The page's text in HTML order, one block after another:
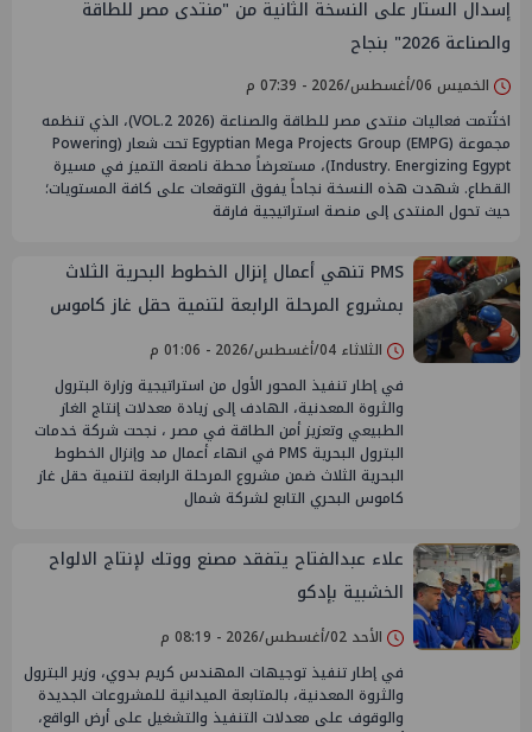
إسدال الستار على النسخة الثانية من "منتدى مصر للطاقة
والصناعة 2026" بنجاح
الخميس 06/أغسطس/2026 - 07:39 م
اختُتمت فعاليات منتدى مصر للطاقة والصناعة (VOL.2 2026)، الذي تنظمه
مجموعة Egyptian Mega Projects Group (EMPG) تحت شعار (Powering
Industry. Energizing Egypt)، مستعرضاً محطة ناصعة التميز في مسيرة
القطاع. شهدت هذه النسخة نجاحاً يفوق التوقعات على كافة المستويات؛
حيث تحول المنتدى إلى منصة استراتيجية فارقة
PMS تنهي أعمال إنزال الخطوط البحرية الثلاث
بمشروع المرحلة الرابعة لتنمية حقل غاز كاموس
البحري التابع لشركة شمال سيناء للبترول
الثلاثاء 04/أغسطس/2026 - 01:06 م
في إطار تنفيذ المحور الأول من استراتيجية وزارة البترول
والثروة المعدنية، الهادف إلى زيادة معدلات إنتاج الغاز
الطبيعي وتعزيز أمن الطاقة في مصر ، نجحت شركة خدمات
البترول البحرية PMS في انهاء أعمال مد وإنزال الخطوط
البحرية الثلاث ضمن مشروع المرحلة الرابعة لتنمية حقل غاز
كاموس البحري التابع لشركة شمال
علاء عبدالفتاح يتفقد مصنع ووتك لإنتاج الالواح
الخشبية بإدكو
الأحد 02/أغسطس/2026 - 08:19 م
في إطار تنفيذ توجيهات المهندس كريم بدوي، وزير البترول
والثروة المعدنية، بالمتابعة الميدانية للمشروعات الجديدة
والوقوف على معدلات التنفيذ والتشغيل على أرض الواقع،